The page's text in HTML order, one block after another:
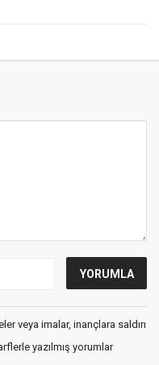
veya imalar, inançlara saldırı
yazılmış yorumlar